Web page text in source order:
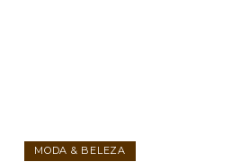
MODA & BELEZA